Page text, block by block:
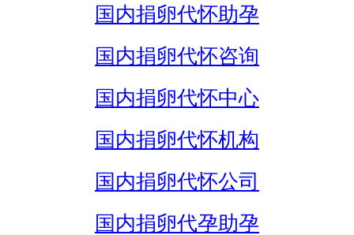
国内捐卵代怀助孕
国内捐卵代怀咨询
国内捐卵代怀中心
国内捐卵代怀机构
国内捐卵代怀公司
国内捐卵代孕助孕